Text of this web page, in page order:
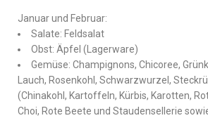
Januar und Februar:
Salate: Feldsalat
Obst: Äpfel (Lagerware)
Gemüse: Champignons, Chicoree,
Lauch, Rosenkohl, Schwarzwurzel,
(Chinakohl, Kartoffeln, Kürbis, Karotten,
Choi, Rote Beete und Staudensellerie